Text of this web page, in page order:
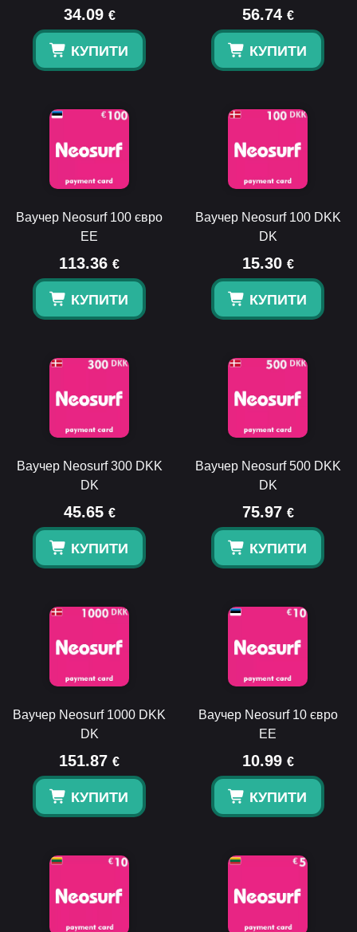
34.09 €
КУПИТИ
56.74 €
КУПИТИ
Ваучер Neosurf 100 євро
EE
113.36 €
КУПИТИ
Ваучер Neosurf 100 DKK
DK
15.30 €
КУПИТИ
Ваучер Neosurf 300 DKK
DK
45.65 €
КУПИТИ
Ваучер Neosurf 500 DKK
DK
75.97 €
КУПИТИ
Ваучер Neosurf 1000 DKK
DK
151.87 €
КУПИТИ
Ваучер Neosurf 10 євро
EE
10.99 €
КУПИТИ